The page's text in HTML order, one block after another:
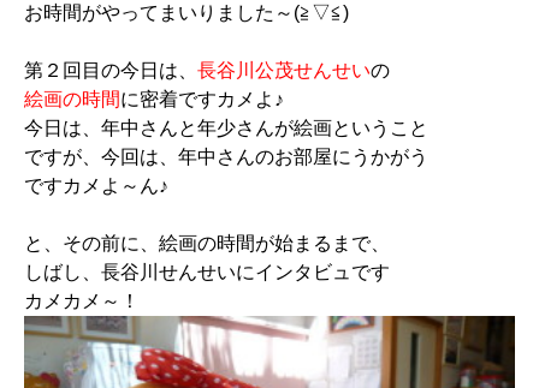
お時間がやってまいりました～(≧▽≦)
第２回目の今日は、 長谷川公茂せんせいの
絵画の時間に密着ですカメよ♪
今日は、年中さんと年少さんが絵画ということ
ですが、今回は、年中さんのお部屋にうかがう
ですカメよ～ん♪
と、その前に、絵画の時間が始まるまで、
しばし、長谷川せんせいにインタビュです
カメカメ～！